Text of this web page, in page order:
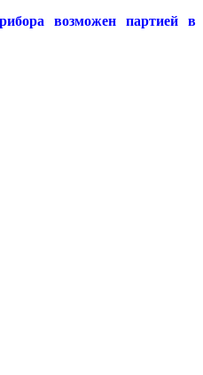
возможен партией в